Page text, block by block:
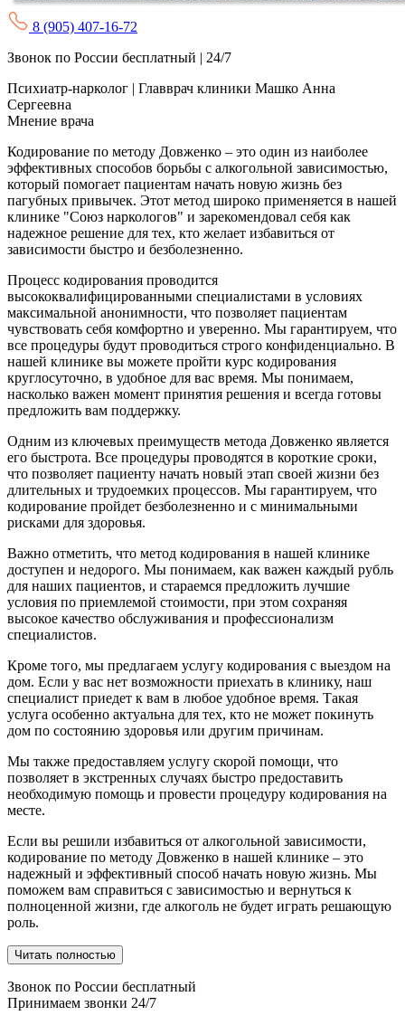
8 (905) 407-16-72
Звонок по России бесплатный | 24/7
Психиатр-нарколог | Главврач клиники Машко Анна
Сергеевна
Мнение врача
Кодирование по методу Довженко – это один из наиболее
эффективных способов борьбы с алкогольной зависимостью,
который помогает пациентам начать новую жизнь без
пагубных привычек. Этот метод широко применяется в нашей
клинике "Союз наркологов" и зарекомендовал себя как
надежное решение для тех, кто желает избавиться от
зависимости быстро и безболезненно.
Процесс кодирования проводится
высококвалифицированными специалистами в условиях
максимальной анонимности, что позволяет пациентам
чувствовать себя комфортно и уверенно. Мы гарантируем, что
все процедуры будут проводиться строго конфиденциально. В
нашей клинике вы можете пройти курс кодирования
круглосуточно, в удобное для вас время. Мы понимаем,
насколько важен момент принятия решения и всегда готовы
предложить вам поддержку.
Одним из ключевых преимуществ метода Довженко является
его быстрота. Все процедуры проводятся в короткие сроки,
что позволяет пациенту начать новый этап своей жизни без
длительных и трудоемких процессов. Мы гарантируем, что
кодирование пройдет безболезненно и с минимальными
рисками для здоровья.
Важно отметить, что метод кодирования в нашей клинике
доступен и недорого. Мы понимаем, как важен каждый рубль
для наших пациентов, и стараемся предложить лучшие
условия по приемлемой стоимости, при этом сохраняя
высокое качество обслуживания и профессионализм
специалистов.
Кроме того, мы предлагаем услугу кодирования с выездом на
дом. Если у вас нет возможности приехать в клинику, наш
специалист приедет к вам в любое удобное время. Такая
услуга особенно актуальна для тех, кто не может покинуть
дом по состоянию здоровья или другим причинам.
Мы также предоставляем услугу скорой помощи, что
позволяет в экстренных случаях быстро предоставить
необходимую помощь и провести процедуру кодирования на
месте.
Если вы решили избавиться от алкогольной зависимости,
кодирование по методу Довженко в нашей клинике – это
надежный и эффективный способ начать новую жизнь. Мы
поможем вам справиться с зависимостью и вернуться к
полноценной жизни, где алкоголь не будет играть решающую
роль.
Читать полностью
Звонок по России бесплатный
Принимаем звонки 24/7